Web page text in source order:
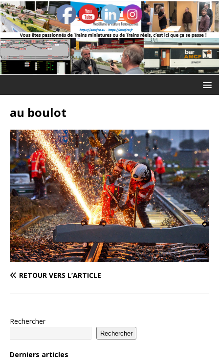
au boulot
RETOUR VERS L’ARTICLE
Rechercher
Rechercher
Derniers articles